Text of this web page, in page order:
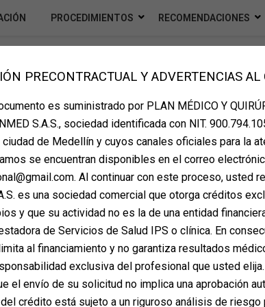
PROCEDIMIENTOS RECOMENDACIONES
POSTQUIRÚRGICAS PARA
curación tras cualquier
por completo, hay
y promover una
esenciales para
puede ayudarte a
PRECONTRACTUAL Y ADVERTENCIAS
es suministrado por PLAN MÉDICO Y
S.A.S., sociedad identificada con NIT.
ciudad de Medellín y cuyos canales oficiales para la
se encuentran disponibles en el correo
Al continuar con este proceso, usted
es una sociedad comercial que otorga créditos
y que su actividad no es la de una entidad
de Servicios de Salud IPS o clínica. En
al financiamiento y no garantiza resultados
exclusiva del profesional que usted
el envío de su solicitud no implica una aprobación
crédito está sujeto a un riguroso análisis de riesgo